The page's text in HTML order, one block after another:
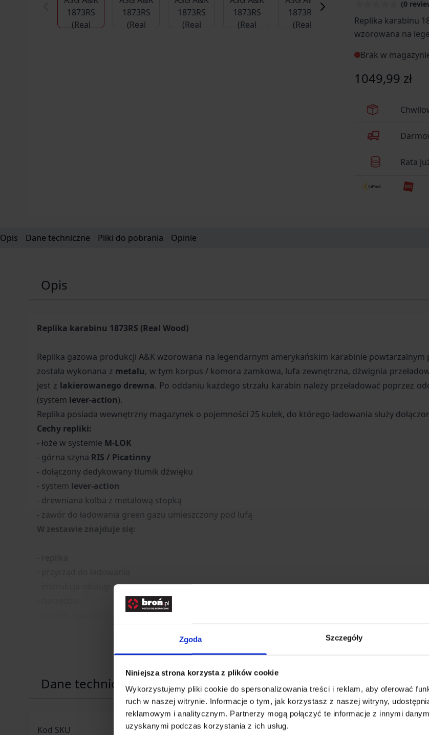
Zgoda Szczegóły
Niniejsza strona korzysta z plików cookie
Wykorzystujemy pliki cookie do spersonalizowania treści i reklam, aby oferować
ruch w naszej witrynie. Informacje o tym, jak korzystasz z naszej witryny,
reklamowym i analitycznym. Partnerzy mogą połączyć te informacje z innymi
uzyskanymi podczas korzystania z ich usług.
(0
Replika karabinu
wzorowana na
z metalu, w tym
przeładowania,
z lakierowanego
oryginale (system
Brak w
1049,99 zł
Rata
Opis Dane techniczne Pliki do pobrania Opinie
Opis
Replika karabinu 1873RS (Real Wood)
Replika gazowa produkcji A&K wzorowana na legendarnym amerykańskim karabinie powtarzalnym
została wykonana z metalu, w tym korpus / komora zamkowa, lufa zewnętrzna, dźwignia
jest z lakierowanego drewna. Po oddaniu każdego strzału karabin należy przeładować poprzez
(system lever-action).
Replika posiada wewnętrzny magazynek o pojemności 25 kulek, do którego ładowania służy
Cechy repliki:
- łoże w systemie M-LOK
- górna szyna RIS / Picatinny
- dołączony dedykowany tłumik dźwięku
- system lever-action
- drewniana kolba z metalową stopką
- zawór do ładowania green gazu umieszczony pod lufą
W zestawie znajduje się:
- przedłużka dyszy do ładowania gazu
Rozwiń opis
Dane techniczne
Kod SKU
GF.AIK-02-031121